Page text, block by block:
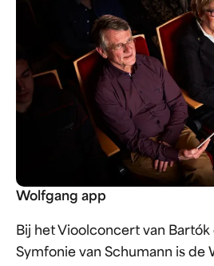
Wolfgang app
Bij het Vioolconcert van Bartók
Symfonie van Schumann is de